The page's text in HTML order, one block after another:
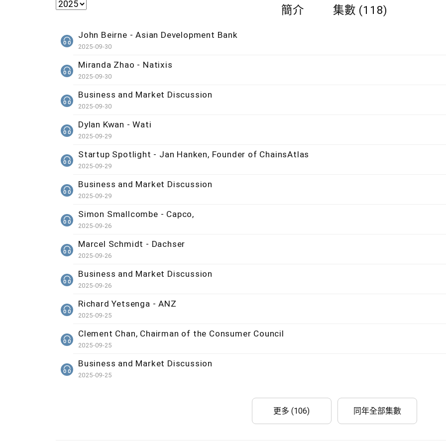
簡介 集數 (118)
John Beirne - Asian Development Bank
2025-09-30
Miranda Zhao - Natixis
2025-09-30
Business and Market Discussion
2025-09-30
Dylan Kwan - Wati
2025-09-29
Startup Spotlight - Jan Hanken, Founder of ChainsAtlas
2025-09-29
Business and Market Discussion
2025-09-29
Simon Smallcombe - Capco,
2025-09-26
Marcel Schmidt - Dachser
2025-09-26
Business and Market Discussion
2025-09-26
Richard Yetsenga - ANZ
2025-09-25
Clement Chan, Chairman of the Consumer Council
2025-09-25
Business and Market Discussion
2025-09-25
更多 (106) 同年全部集數